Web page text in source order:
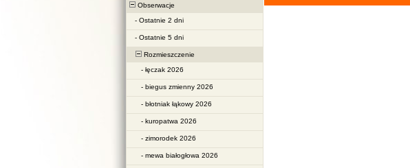
Obserwacje
- Ostatnie 2 dni
- Ostatnie 5 dni
Rozmieszczenie
- łęczak 2026
- biegus zmienny 2026
- błotniak łąkowy 2026
- kuropatwa 2026
- zimorodek 2026
- mewa białogłowa 2026